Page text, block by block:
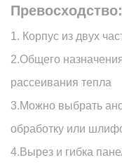
Превосходство:
1. Корпус из двух
2.Общего
рассеивания тепла
3.Можно выбрать
обработку или
4.Вырез и гибка